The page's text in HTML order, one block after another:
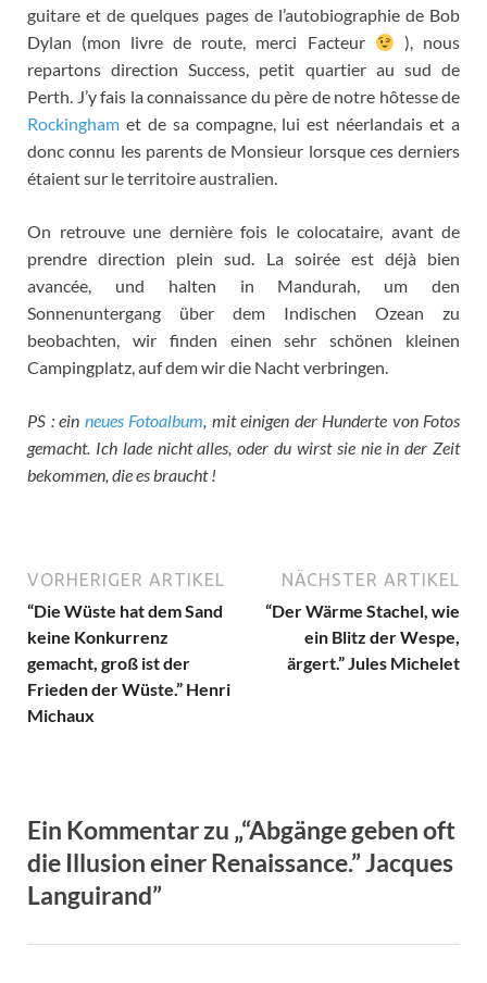
guitare et de quelques pages de l’autobiographie de Bob
Dylan (mon livre de route, merci Facteur ), nous
repartons direction Success, petit quartier au sud de
Perth. J’y fais la connaissance du père de notre hôtesse de
Rockingham et de sa compagne, lui est néerlandais et a
donc connu les parents de Monsieur lorsque ces derniers
étaient sur le territoire australien.
On retrouve une dernière fois le colocataire, avant de
prendre direction plein sud. La soirée est déjà bien
avancée, und halten in Mandurah, um den
Sonnenuntergang über dem Indischen Ozean zu
beobachten, wir finden einen sehr schönen kleinen
Campingplatz, auf dem wir die Nacht verbringen.
PS : ein neues Fotoalbum, mit einigen der Hunderte von Fotos
gemacht. Ich lade nicht alles, oder du wirst sie nie in der Zeit
bekommen, die es braucht !
VORHERIGER ARTIKEL
“Die Wüste hat dem Sand
keine Konkurrenz
gemacht, groß ist der
Frieden der Wüste.” Henri
Michaux
NÄCHSTER ARTIKEL
“Der Wärme Stachel, wie
ein Blitz der Wespe,
ärgert.” Jules Michelet
Ein Kommentar zu „“Abgänge geben oft
die Illusion einer Renaissance.” Jacques
Languirand”